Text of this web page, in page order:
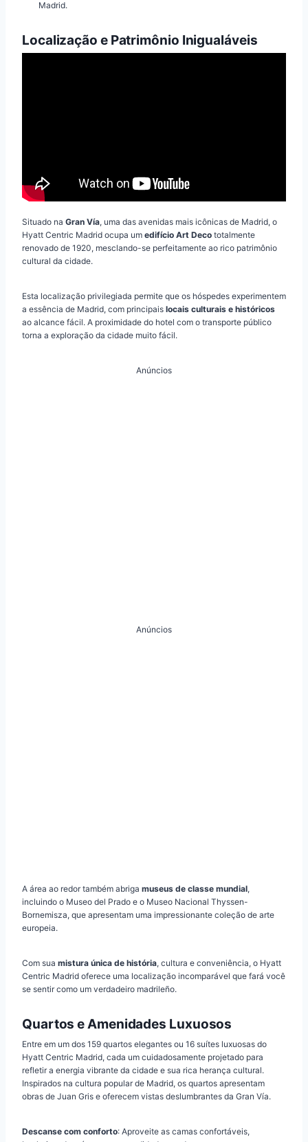
Madrid.
Localização e Patrimônio Inigualáveis
Situado na Gran Vía, uma das avenidas mais icônicas de Madrid, o
Hyatt Centric Madrid ocupa um edifício Art Deco totalmente
renovado de 1920, mesclando-se perfeitamente ao rico patrimônio
cultural da cidade.
Esta localização privilegiada permite que os hóspedes experimentem
a essência de Madrid, com principais locais culturais e históricos
ao alcance fácil. A proximidade do hotel com o transporte público
torna a exploração da cidade muito fácil.
Anúncios
Anúncios
A área ao redor também abriga museus de classe mundial,
incluindo o Museo del Prado e o Museo Nacional Thyssen-
Bornemisza, que apresentam uma impressionante coleção de arte
europeia.
Com sua mistura única de história, cultura e conveniência, o Hyatt
Centric Madrid oferece uma localização incomparável que fará você
se sentir como um verdadeiro madrileño.
Quartos e Amenidades Luxuosos
Entre em um dos 159 quartos elegantes ou 16 suítes luxuosas do
Hyatt Centric Madrid, cada um cuidadosamente projetado para
refletir a energia vibrante da cidade e sua rica herança cultural.
Inspirados na cultura popular de Madrid, os quartos apresentam
obras de Juan Gris e oferecem vistas deslumbrantes da Gran Vía.
Descanse com conforto: Aproveite as camas confortáveis,